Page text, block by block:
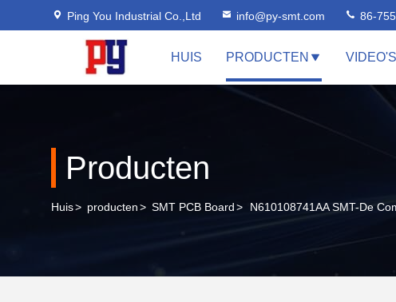
Ping You Industrial Co.,Ltd info@py-smt.com 86-
HUIS PRODUCTEN VIDEO'S
Producten
Huis> producten> SMT PCB Board> N610108741AA SMT-De